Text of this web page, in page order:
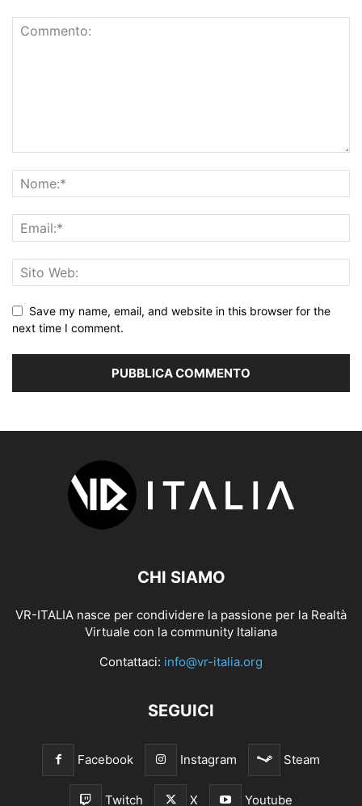
Save my name, email, and website in this browser for the
next time I comment.
CHI SIAMO
VR-ITALIA nasce per condividere la passione per la Realtà
Virtuale con la community Italiana
Contattaci: info@vr-italia.org
SEGUICI
Facebook Instagram Steam
Twitch X Youtube